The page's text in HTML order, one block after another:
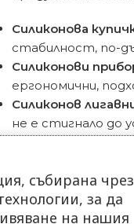
Силиконова
стабилност, по-
Силиконови
ергономични,
Силиконов
не е стигнало до
плъзгането на
Силиконова
детска градина
Термос за храна—
събирана чрез
за да
на нашия